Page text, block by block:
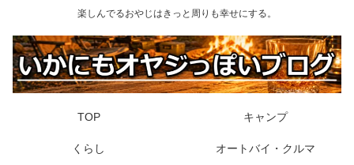
楽しんでるおやじはきっと周りも幸せにする。
TOP キャンプ
くらし オートバイ・クルマ